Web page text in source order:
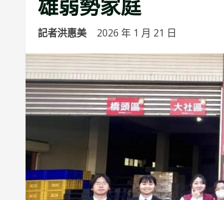
記者洪惠美 2026 年 1 月 21 日